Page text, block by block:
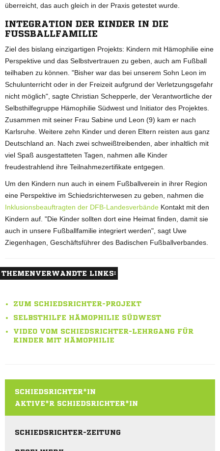
überreicht, das auch gleich in der Praxis getestet wurde.
INTEGRATION DER KINDER IN DIE
FUSSBALLFAMILIE
Ziel des bislang einzigartigen Projekts: Kindern mit Hämophilie eine
Perspektive und das Selbstvertrauen zu geben, auch am Fußball
teilhaben zu können. "Bisher war das bei unserem Sohn Leon im
Schulunterricht oder in der Freizeit aufgrund der Verletzungsgefahr
nicht möglich", sagte Christian Schepperle, der Verantwortliche der
Selbsthilfegruppe Hämophilie Südwest und Initiator des Projektes.
Zusammen mit seiner Frau Sabine und Leon (9) kam er nach
Karlsruhe. Weitere zehn Kinder und deren Eltern reisten aus ganz
Deutschland an. Nach zwei schweißtreibenden, aber inhaltlich mit
viel Spaß ausgestatteten Tagen, nahmen alle Kinder
freudestrahlend ihre Teilnahmezertifikate entgegen.
Um den Kindern nun auch in einem Fußballverein in ihrer Region
eine Perspektive im Schiedsrichterwesen zu geben, nahmen die
Inklusionsbeauftragten der DFB-Landesverbände Kontakt mit den
Kindern auf. "Die Kinder sollten dort eine Heimat finden, damit sie
auch in unsere Fußballfamilie integriert werden", sagt Uwe
Ziegenhagen, Geschäftsführer des Badischen Fußballverbandes.
THEMENVERWANDTE LINKS:
ZUM SCHIEDSRICHTER-PROJEKT
SELBSTHILFE HÄMOPHILIE SÜDWEST
VIDEO VOM SCHIEDSRICHTER-LEHRGANG FÜR
KINDER MIT HÄMOPHILIE
SCHIEDSRICHTER*IN
AKTIVE*R SCHIEDSRICHTER*IN
SCHIEDSRICHTER-ZEITUNG